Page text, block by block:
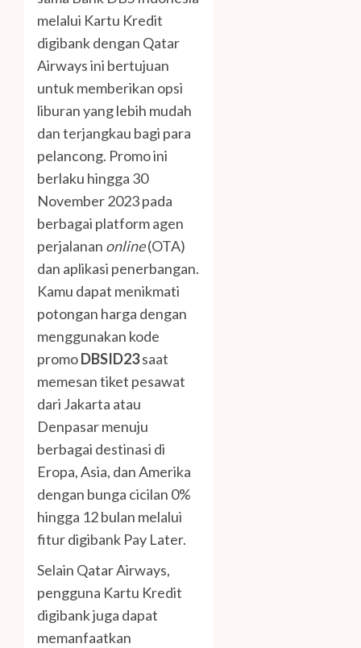
melalui Kartu Kredit
digibank dengan Qatar
Airways ini bertujuan
untuk memberikan opsi
liburan yang lebih mudah
dan terjangkau bagi para
pelancong. Promo ini
berlaku hingga 30
November 2023 pada
berbagai platform agen
perjalanan online(OTA)
dan aplikasi penerbangan.
Kamu dapat menikmati
potongan harga dengan
menggunakan kode
promoDBSID23saat
memesan tiket pesawat
dari Jakarta atau
Denpasar menuju
berbagai destinasi di
Eropa, Asia, dan Amerika
dengan bunga cicilan 0%
hingga 12 bulan melalui
fitur digibank Pay Later.
Selain Qatar Airways,
pengguna Kartu Kredit
digibank juga dapat
memanfaatkan